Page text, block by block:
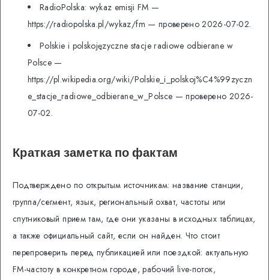
RadioPolska: wykaz emisji FM —
https://radiopolska.pl/wykaz/fm — проверено 2026-07-02.
Polskie i polskojęzyczne stacje radiowe odbierane w
Polsce —
https://pl.wikipedia.org/wiki/Polskie_i_polskoj%C4%99zyczn
e_stacje_radiowe_odbierane_w_Polsce — проверено 2026-
07-02.
Краткая заметка по фактам
Подтверждено по открытым источникам: название станции,
группа/сегмент, язык, региональный охват, частоты или
спутниковый прием там, где они указаны в исходных таблицах,
а также официальный сайт, если он найден. Что стоит
перепроверить перед публикацией или поездкой: актуальную
FM-частоту в конкретном городе, рабочий live-поток,